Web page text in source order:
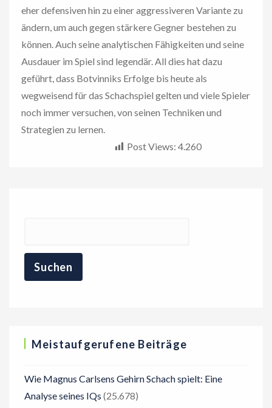
eher defensiven hin zu einer aggressiveren Variante zu
ändern, um auch gegen stärkere Gegner bestehen zu
können. Auch seine analytischen Fähigkeiten und seine
Ausdauer im Spiel sind legendär. All dies hat dazu
geführt, dass Botvinniks Erfolge bis heute als
wegweisend für das Schachspiel gelten und viele Spieler
noch immer versuchen, von seinen Techniken und
Strategien zu lernen.
Post Views: 4.260
Meistaufgerufene Beiträge
Wie Magnus Carlsens Gehirn Schach spielt: Eine
Analyse seines IQs (25.678)